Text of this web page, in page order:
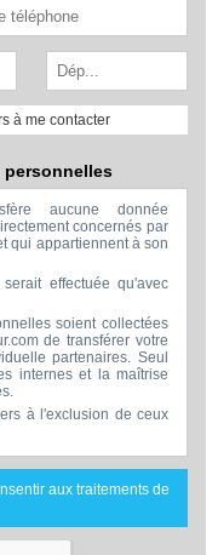
à me contacter
aucune donnée
concernés par
qui appartiennent à son
effectuée qu'avec
soient collectées
de transférer votre
partenaires. Seul
internes et la maîtrise
à l'exclusion de ceux
utilisées par
d'ouvrage concernée
et du suivi de mon
une durée de 18 mois
entre comparateur-
aux traitements de